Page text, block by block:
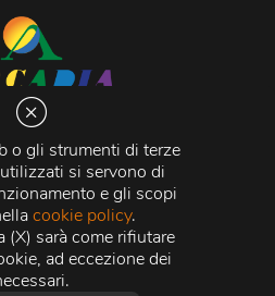
o gli strumenti di terze
si servono di
e gli scopi
cookie policy.
(X) sarà come rifiutare
ad eccezione dei
della Libertà 20066 Melzo (MI)
di Milano n. 1427910
di Milano n. 338392 -
| Capitale Sociale
i.v.
S.r.l. 2026 © Tutti i diritti
riservati.